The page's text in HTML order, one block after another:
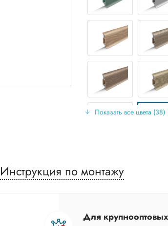
Показать все цвета (38)
Инструкция по монтажу
Для